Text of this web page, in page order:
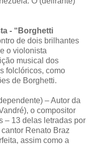
- “Borghetti
de dois brilhantes
o violonista
musical dos
folclóricos, como
de Borghetti.
– Autor da
o compositor
– 13 delas letradas por
Renato Braz
assim como a